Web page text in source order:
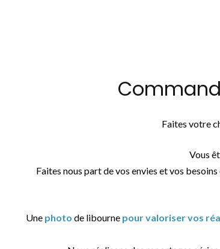
Faites votre
Vous
Faites nous part de vos envies et vos
Une photo de libourne pour valoriser vos